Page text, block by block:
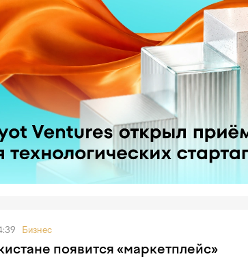
Бизнес
появится «маркетплейс»